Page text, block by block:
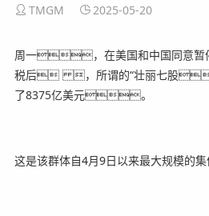
TMGM 2025-05-20
周一，在美国和中国同意暂
税后 ，所谓的“壮丽七股
了8375亿美元。
这是该群体自4月9日以来最大规模